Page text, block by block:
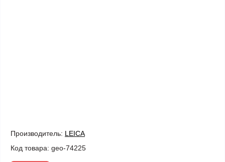
Производитель: LEICA
Код товара: geo-74225